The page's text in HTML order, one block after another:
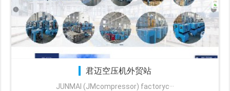
君迈空压机外贸站
JUNMAI (JMcompressor) factoryc···